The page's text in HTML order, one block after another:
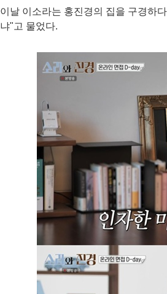
이날 이소라는 홍진경의 집을 구경하
냐"고 물었다.